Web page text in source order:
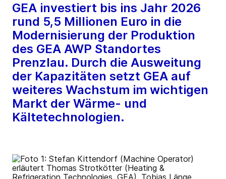
GEA investiert bis ins Jahr 2026
rund 5,5 Millionen Euro in die
Modernisierung der Produktion
des GEA AWP Standortes
Prenzlau. Durch die Ausweitung
der Kapazitäten setzt GEA auf
weiteres Wachstum im wichtigen
Markt der Wärme- und
Kältetechnologien.